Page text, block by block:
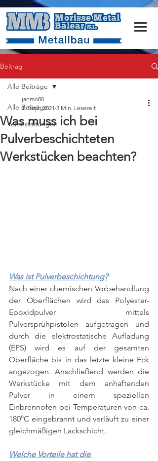
Beitrag
Alle Beiträge
Veranstaltungen
Alle Beiträge
Was muss ich bei
Pulverbeschichteten
Werkstücken beachten?
janmo80
1. Sept. 2021 3 Min. Lesezeit
Was ist Pulverbeschichtung?
Nach einer chemischen Vorbehandlung
der Oberflächen wird das Polyester-
Epoxidpulver mittels
Pulversprühpistolen aufgetragen und
durch die elektrostatische Aufladung
(EPS) wird es auf der gesamten
Oberfläche bis in das letzte kleine Eck
angezogen. Anschließend werden die
Werkstücke mit dem anhaftenden
Pulver in einem speziellen
Einbrennofen bei Temperaturen von ca.
180°C eingebrannt und verläuft zu einer
gleichmäßigen Lackschicht.
Welche Vorteile hat die